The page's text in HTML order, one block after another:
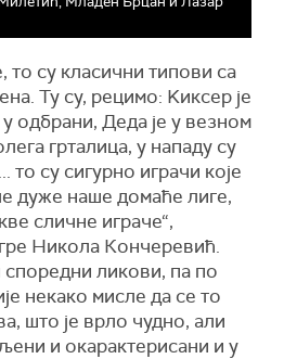
то су класични типови са
Ту су, рецимо: Kиксер је
у одбрани, Деда је у везном
грталица, у нападу су
то су сигурно играчи које
дуже наше домаће лиге,
сличне играче“,
Никола Кончеревић.
споредни ликови, па по
некако мисле да се то
што је врло чудно, али
и окарактерисани и у